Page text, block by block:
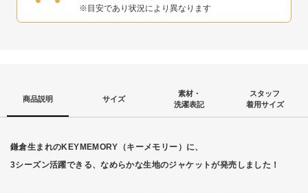
※目安であり状況により異なります
商品説明 サイズ
素材・
洗濯表記
スタッフ
着用サイズ
鎌倉生まれのKEYMEMORY（キーメモリー）に、
3シーズン活躍できる、なめらかな生地のジャケットが発売しました！